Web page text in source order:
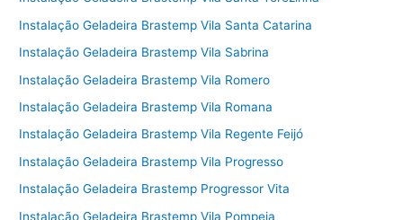
Instalação Geladeira Brastemp Vila Santa Catarina
Instalação Geladeira Brastemp Vila Sabrina
Instalação Geladeira Brastemp Vila Romero
Instalação Geladeira Brastemp Vila Romana
Instalação Geladeira Brastemp Vila Regente Feijó
Instalação Geladeira Brastemp Vila Progresso
Instalação Geladeira Brastemp Progressor Vita
Instalação Geladeira Brastemp Vila Pompeia